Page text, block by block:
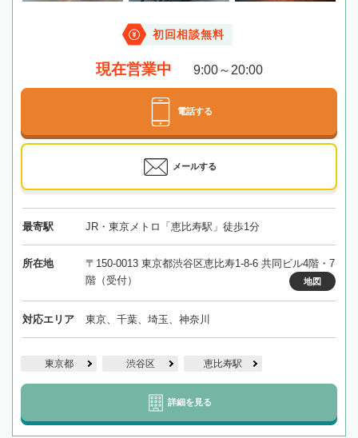
初回相談無料
現在営業中 9:00～20:00
電話する
メールする
最寄駅 JR・東京メトロ「恵比寿駅」徒歩1分
所在地
〒150-0013 東京都渋谷区恵比寿1-8-6 共同ビル4階・7
階（受付）
地図
対応エリア 東京、千葉、埼玉、神奈川
東京都 渋谷区 恵比寿駅
詳細を見る